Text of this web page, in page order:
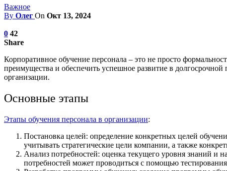
Важное
By Олег On Окт 13, 2024
0 42
Share
Корпоративное обучение персонала – это не просто
преимущества и обеспечить успешное развитие в
организации.
Основные этапы
Этапы обучения персонала в организации:
Постановка целей: определение конкретных целей
учитывать стратегические цели компании, а также
Анализ потребностей: оценка текущего уровня знаний и
потребностей может проводиться с помощью